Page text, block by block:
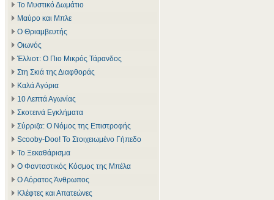
Το Μυστικό Δωμάτιο
Μαύρο και Μπλε
Ο Θριαμβευτής
Οιωνός
Έλλιοτ: Ο Πιο Μικρός Τάρανδος
Στη Σκιά της Διαφθοράς
Καλά Αγόρια
10 Λεπτά Αγωνίας
Σκοτεινά Εγκλήματα
Σύρριζα: Ο Νόμος της Επιστροφής
Scooby-Doo! Το Στοιχειωμένο Γήπεδο
Το Ξεκαθάρισμα
Ο Φανταστικός Κόσμος της Μπέλα
Ο Αόρατος Άνθρωπος
Κλέφτες και Απατεώνες